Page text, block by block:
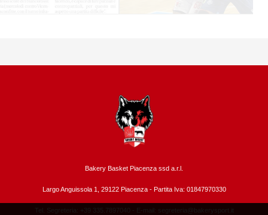
Bakery Basket Piacenza ssd a.r.l.
Largo Anguissola 1, 29122 Piacenza - Partita Iva: 01847970330
Tel. Segreteria: +39 335.7897040 - E-mail: segreteria@bakerysport.it